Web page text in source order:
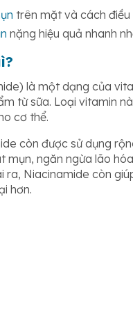
trên mặt và cách điều
nặng hiệu quả nhanh
là một dạng của
từ sữa. Loại vitamin
cơ thể.
còn được sử dụng
mụn, ngăn ngừa lão
ra, Niacinamide còn
hơn.